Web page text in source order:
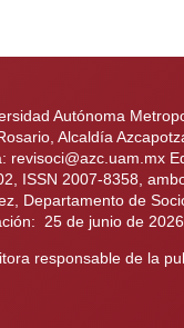
Autónoma
Alcaldía
ISSN 2007-8358,
Departamento de
25 de junio de
responsable de la